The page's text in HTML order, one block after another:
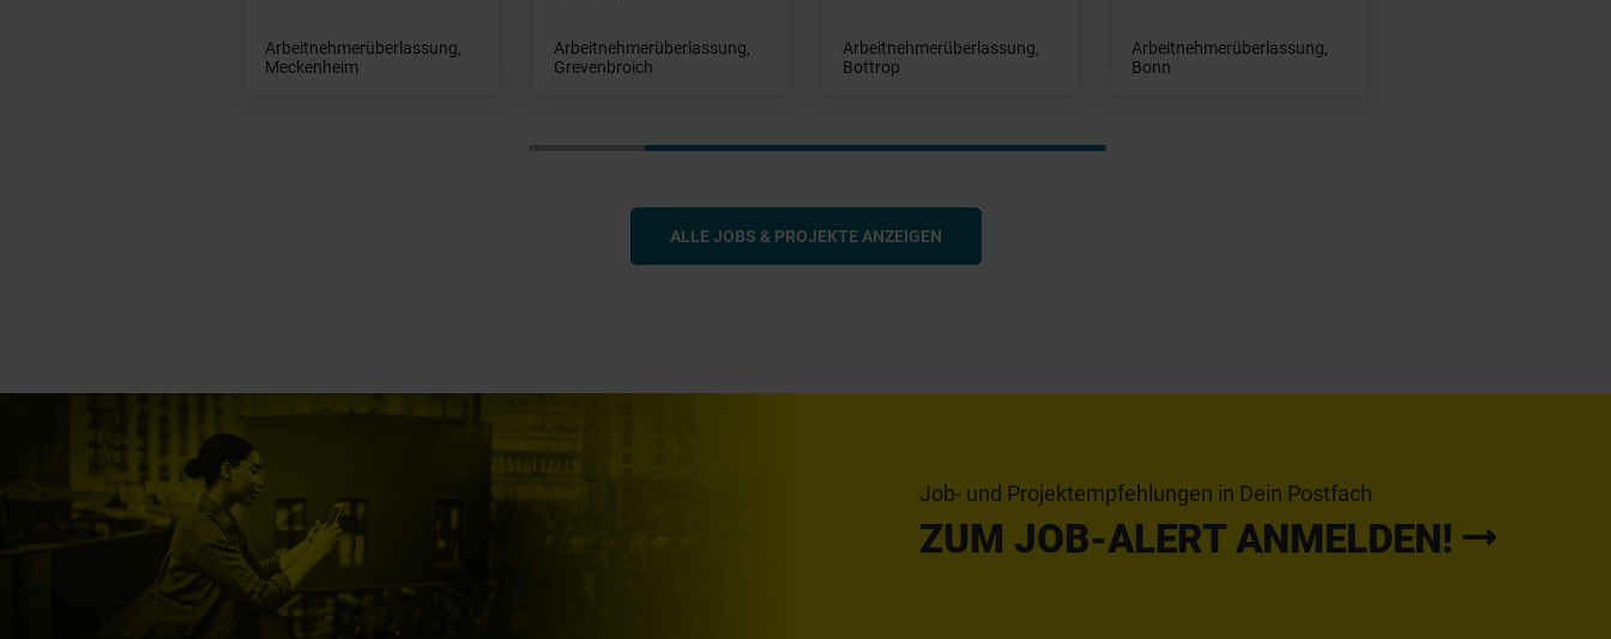
Arbeitnehmerüberlassung,
Meckenheim
Arbeitnehmerüberlassung,
Grevenbroich
Arbeitnehmerüberlassung,
Bottrop
Arbeitnehmerüberlassung,
Bonn
ALLE JOBS & PROJEKTE ANZEIGEN
Job- und Projektempfehlungen in Dein Postfach
ZUM JOB-ALERT ANMELDEN!